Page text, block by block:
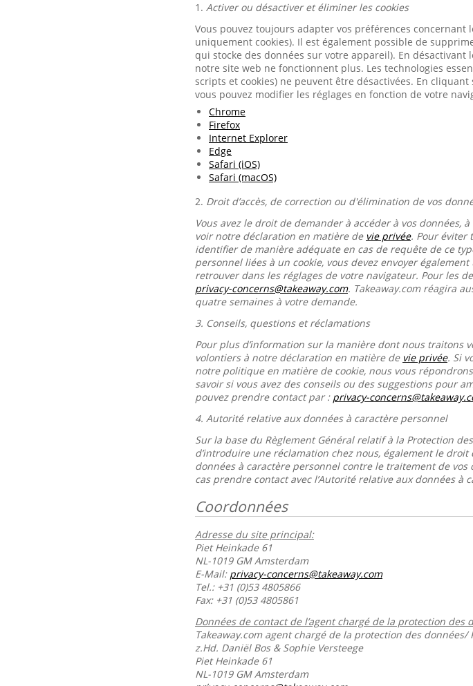
1. Activer ou désactiver et éliminer les cookies
Vous pouvez toujours adapter vos préférences
uniquement cookies). Il est également possible de
qui stocke des données sur votre appareil). En
notre site web ne fonctionnent plus. Les technologies
scripts et cookies) ne peuvent être désactivées. En
vous pouvez modifier les réglages en fonction de votre
Chrome
Firefox
Internet Explorer
Edge
Safari (iOS)
Safari (macOS)
2. Droit d’accès, de correction ou d'élimination de vos
Vous avez le droit de demander à accéder à vos
voir notre déclaration en matière de vie privée. Pour éviter
identifier de manière adéquate en cas de requête de ce
personnel liées à un cookie, vous devez envoyer
retrouver dans les réglages de votre navigateur. Pour les
privacy-concerns@takeaway.com. Takeaway.com réagira
quatre semaines à votre demande.
3. Conseils, questions et réclamations
Pour plus d’information sur la manière dont nous traitons
volontiers à notre déclaration en matière de vie privée. Si
notre politique en matière de cookie, nous vous
savoir si vous avez des conseils ou des suggestions pour
pouvez prendre contact par : privacy-
4. Autorité relative aux données à caractère personnel
Sur la base du Règlement Général relatif à la Protection
d’introduire une réclamation chez nous, également le
données à caractère personnel contre le traitement de
cas prendre contact avec l’Autorité relative aux données à
Coordonnées
Adresse du site principal:
Piet Heinkade 61
NL-1019 GM Amsterdam
E-Mail: privacy-concerns@takeaway.com
Tel.: +31 (0)53 4805866
Fax: +31 (0)53 4805861
Données de contact de l’agent chargé de la protection des
Takeaway.com agent chargé de la protection des données/
z.Hd. Daniël Bos & Sophie Versteege
Piet Heinkade 61
NL-1019 GM Amsterdam